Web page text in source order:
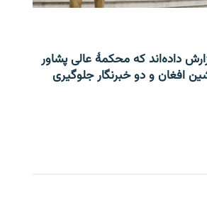
داده‌اند که محکمۀ عالی پشاور
افغان و دو خبرنگار جلوگیری